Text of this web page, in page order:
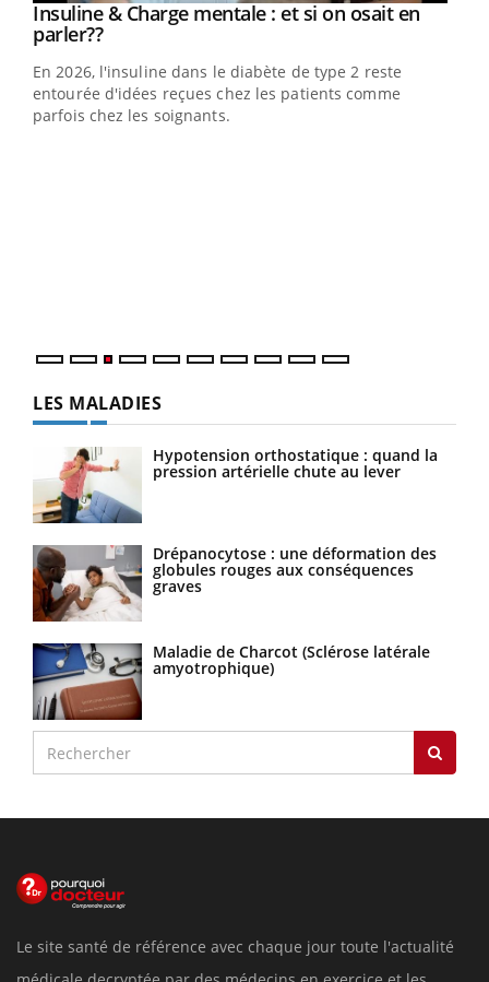
Youtube
Insuline & Charge mentale : et si on osait en
parler??Youtube
En 2026, l'insuline dans le diabète de type 2 reste
entourée d'idées reçues chez les patients comme
parfois chez les soignants.
LES MALADIES
Hypotension orthostatique : quand la
pression artérielle chute au lever
Drépanocytose : une déformation des
globules rouges aux conséquences
graves
Maladie de Charcot (Sclérose latérale
amyotrophique)
Le site santé de référence avec chaque jour toute l'actualité